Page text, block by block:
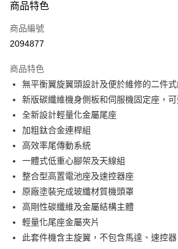
信用卡一次付款
信用卡分期付款
合作金庫商業銀行
華南商業銀行
彰化商
上海商業儲蓄銀行
台北富
國泰世華商業銀行
臺灣中小企業銀行
匯豐（台灣）商業銀行
聯邦商業銀行
元大商業銀行
玉山商業銀行
台新國際商業銀行
台灣樂天信用卡公司
6 期 0 利率 每期
華南商業銀行
彰化商
上海商業儲蓄銀行
國泰世華商業銀行
臺灣中小企業銀行
匯豐（台灣）商業銀行
聯邦商業銀行
元大商業銀行
玉山商業銀行
台新國際商業銀行
台灣樂天信用卡公司
12 期 0 利率 每期 NT$733
合作金庫商業銀行
上海商業儲蓄銀行
國泰世華商業銀行
臺灣中小企業銀行
匯豐（台灣）商業銀行
聯邦商業銀行
元大商業銀行
玉山商業銀行
台新國際商業銀行
台灣樂天信用卡公司
24 期 0 利率 每期NT$366
合作金庫商業銀行
華南商業銀行
兆豐國際商業銀行
台中商業銀行
華泰商業銀行
遠東國際商業銀行
永豐商業銀行
星展（台灣）商業銀行
台新國
中國信託商業銀行
台灣樂
LINE Pay
Apple Pay
街口支付
ATM付款
商品特色
商品編號
2094877
商品特色
無平衡翼旋翼頭設計及便於維修的二件
新版碳纖維機身側板和伺服機固定座，
全新設計輕量化金屬尾座
加粗鈦合金連桿組
高效率尾傳動系統
一體式低重心腳架及天線組
整合型高置電池座及速控器座
原廠塗裝完成玻纖材質機頭罩
高剛性碳纖維及金屬結構主體
輕量化尾座金屬夾片
此套件機含主旋翼，不包含馬達、速控器